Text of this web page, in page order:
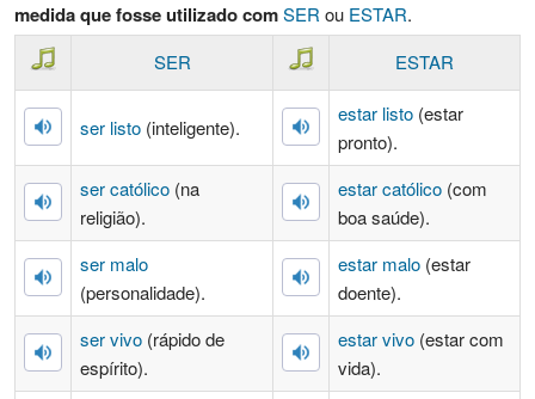
medida que fosse utilizado comSER ou ESTAR.
SER
ESTAR
ser listo (inteligente).
estar listo (estar
pronto).
ser católico (na
religião).
estar católico (com
boa saúde).
ser malo
(personalidade).
estar malo (estar
doente).
ser vivo (rápido de
espírito).
estar vivo (estar com
vida).